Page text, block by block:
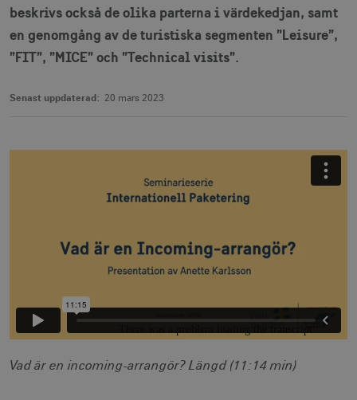
beskrivs också de olika parterna i värdekedjan, samt
en genomgång av de turistiska segmenten ”Leisure”,
”FIT”, ”MICE” och ”Technical visits”.
Senast uppdaterad: 20 mars 2023
Vad är en incoming-arrangör? Längd (11:14 min)